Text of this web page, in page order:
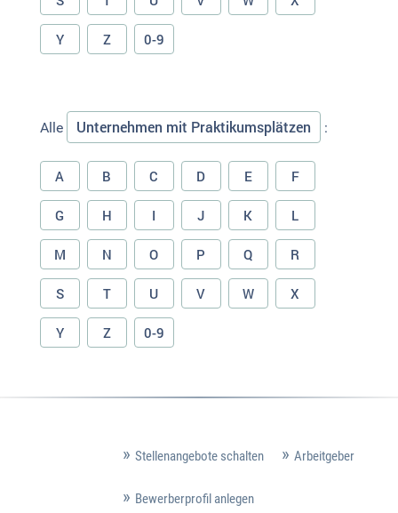
Y Z 0-9
Alle Unternehmen mit Praktikumsplätzen :
A B C D E F
G H I J K L
M N O P Q R
S T U V W X
Y Z 0-9
Stellenangebote schalten Arbeitgeber
Bewerberprofil anlegen